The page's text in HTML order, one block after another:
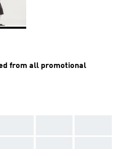
from all promotional